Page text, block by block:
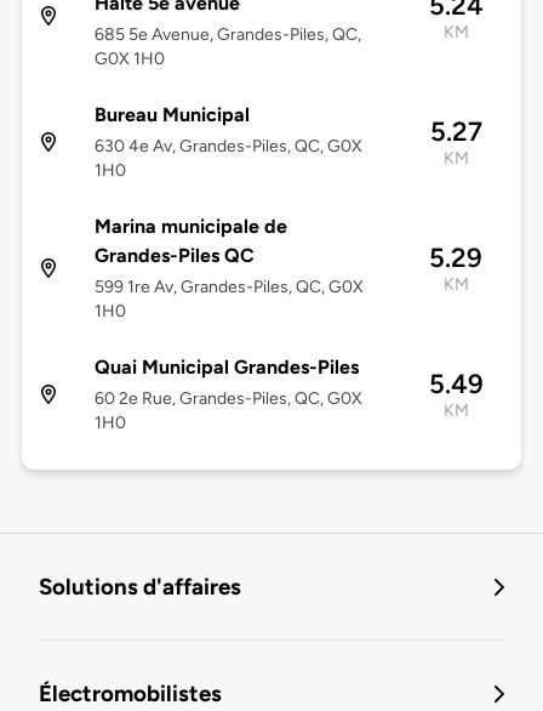
685 5e Avenue, Grandes-Piles, QC,
G0X 1H0
KM
Bureau Municipal
630 4e Av, Grandes-Piles, QC, G0X
1H0
5.27
KM
Marina municipale de
Grandes-Piles QC
599 1re Av, Grandes-Piles, QC, G0X
1H0
5.29
KM
Quai Municipal Grandes-Piles
60 2e Rue, Grandes-Piles, QC, G0X
1H0
5.49
KM
Solutions d'affaires
Électromobilistes